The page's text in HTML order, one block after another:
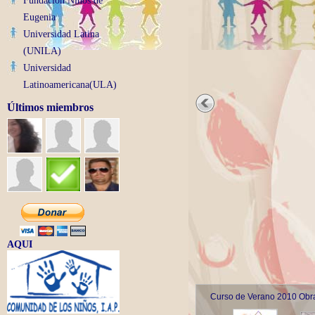
Eugenia
Universidad Latina
(UNILA)
Universidad
Latinoamericana(ULA)
Últimos miembros
AQUI
Curso de Verano 2010